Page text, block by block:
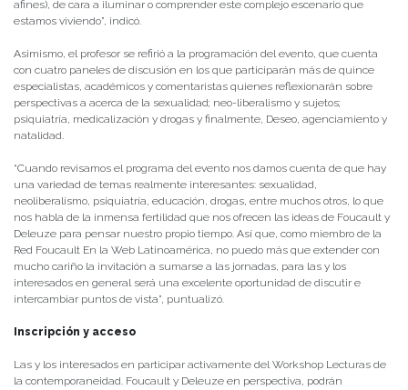
afines), de cara a iluminar o comprender este complejo escenario que
estamos viviendo”, indicó.
Asimismo, el profesor se refirió a la programación del evento, que cuenta
con cuatro paneles de discusión en los que participarán más de quince
especialistas, académicos y comentaristas quienes reflexionarán sobre
perspectivas a acerca de la sexualidad; neo-liberalismo y sujetos;
psiquiatría, medicalización y drogas y finalmente, Deseo, agenciamiento y
natalidad.
“Cuando revisamos el programa del evento nos damos cuenta de que hay
una variedad de temas realmente interesantes: sexualidad,
neoliberalismo, psiquiatría, educación, drogas, entre muchos otros, lo que
nos habla de la inmensa fertilidad que nos ofrecen las ideas de Foucault y
Deleuze para pensar nuestro propio tiempo. Así que, como miembro de la
Red Foucault En la Web Latinoamérica, no puedo más que extender con
mucho cariño la invitación a sumarse a las jornadas, para las y los
interesados en general será una excelente oportunidad de discutir e
intercambiar puntos de vista”, puntualizó.
Inscripción y acceso
Las y los interesados en participar activamente del Workshop Lecturas de
la contemporaneidad. Foucault y Deleuze en perspectiva, podrán